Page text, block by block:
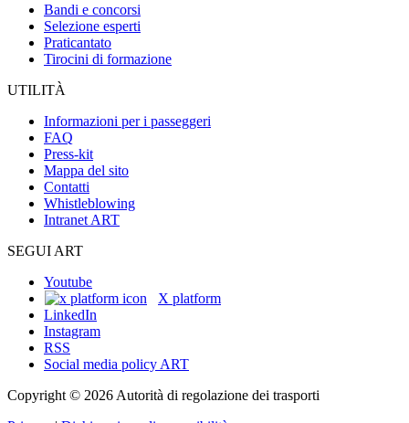
Bandi e concorsi
Selezione esperti
Praticantato
Tirocini di formazione
UTILITÀ
Informazioni per i passeggeri
FAQ
Press-kit
Mappa del sito
Contatti
Whistleblowing
Intranet ART
SEGUI ART
Youtube
X platform
LinkedIn
Instagram
RSS
Social media policy ART
Copyright © 2026 Autorità di regolazione dei trasporti